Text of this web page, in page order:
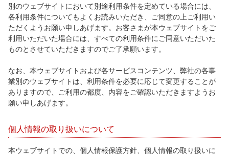
別のウェブサイトにおいて別途利用条件を定めている場合には、
各利用条件についてもよくお読みいただき、ご同意の上ご利用い
ただくようお願い申しあげます。お客さまが本ウェブサイトをご
利用いただいた場合には、すべての利用条件にご同意いただいた
ものとさせていただきますのでご了承願います。
なお、本ウェブサイトおよび各サービスコンテンツ、弊社の各事
業別のウェブサイトは、利用条件を必要に応じて変更することが
ありますので、ご利用の都度、内容をご確認いただきますようお
願い申しあげます。
個人情報の取り扱いについて
本ウェブサイトでの、個人情報保護方針、個人情報の取り扱いに